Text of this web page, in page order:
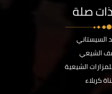
صلة
السيستاني
الشيعي
الشيعية
كربلاء